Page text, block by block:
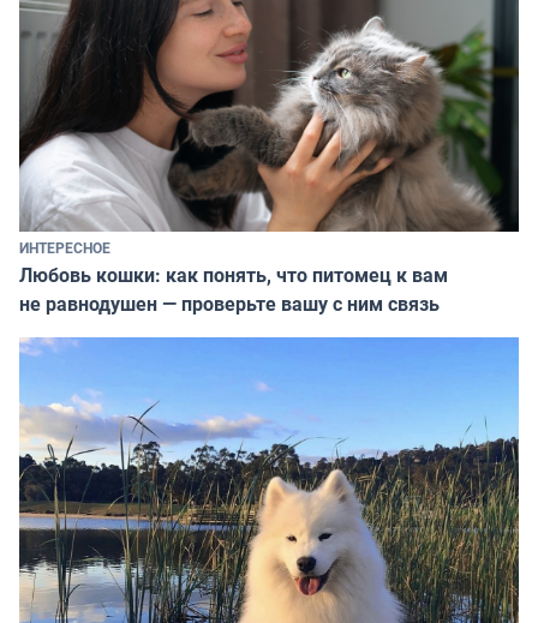
ИНТЕРЕСНОЕ
Любовь кошки: как понять, что питомец к вам
не равнодушен — проверьте вашу с ним связь